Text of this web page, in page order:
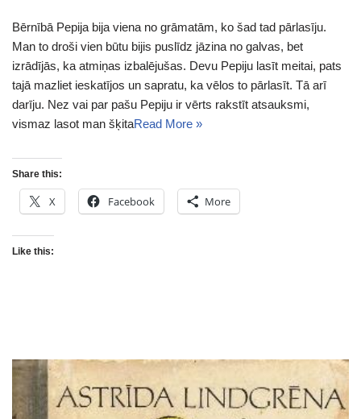
Bērnībā Pepija bija viena no grāmatām, ko šad tad pārlasīju.
Man to droši vien būtu bijis puslīdz jāzina no galvas, bet
izrādījās, ka atmiņas izbalējušas. Devu Pepiju lasīt meitai, pats
tajā mazliet ieskatījos un sapratu, ka vēlos to pārlasīt. Tā arī
darīju. Nez vai par pašu Pepiju ir vērts rakstīt atsauksmi,
vismaz lasot man šķitaRead More »
Share this:
X Facebook More
Like this: